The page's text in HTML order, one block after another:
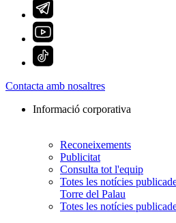
Contacta amb nosaltres
Informació corporativa
Reconeixements
Publicitat
Consulta tot l'equip
Totes les notícies
Torre del Palau
Totes les notícies